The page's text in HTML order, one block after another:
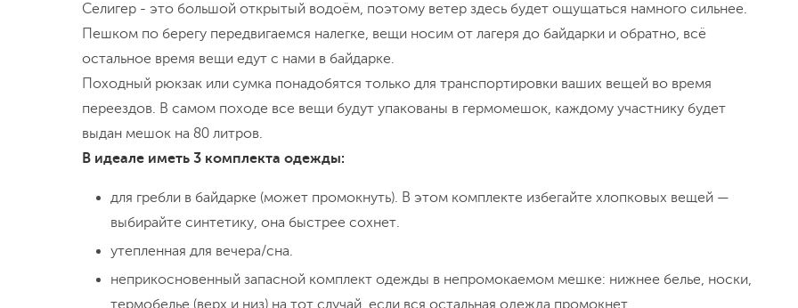
Селигер - это большой открытый водоём, поэтому ветер здесь будет ощущаться намного сильнее.
Пешком по берегу передвигаемся налегке, вещи носим от лагеря до байдарки и обратно, всё
остальное время вещи едут с нами в байдарке.
Походный рюкзак или сумка понадобятся только для транспортировки ваших вещей во время
переездов. В самом походе все вещи будут упакованы в гермомешок, каждому участнику будет
выдан мешок на 80 литров.
В идеале иметь 3 комплекта одежды:
для гребли в байдарке (может промокнуть). В этом комплекте избегайте хлопковых вещей —
выбирайте синтетику, она быстрее сохнет.
утепленная для вечера/сна.
неприкосновенный запасной комплект одежды в непромокаемом мешке: нижнее белье, носки,
термобелье (верх и низ) на тот случай, если вся остальная одежда промокнет.